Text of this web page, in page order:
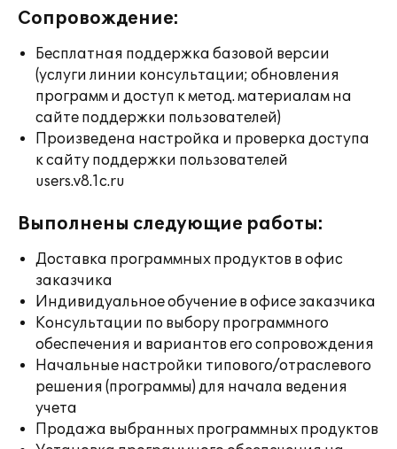
Сопровождение:
Бесплатная поддержка базовой версии
(услуги линии консультации; обновления
программ и доступ к метод. материалам на
сайте поддержки пользователей)
Произведена настройка и проверка доступа
к сайту поддержки пользователей
users.v8.1c.ru
Выполнены следующие работы:
Доставка программных продуктов в офис
заказчика
Индивидуальное обучение в офисе заказчика
Консультации по выбору программного
обеспечения и вариантов его сопровождения
Начальные настройки типового/отраслевого
решения (программы) для начала ведения
учета
Продажа выбранных программных продуктов